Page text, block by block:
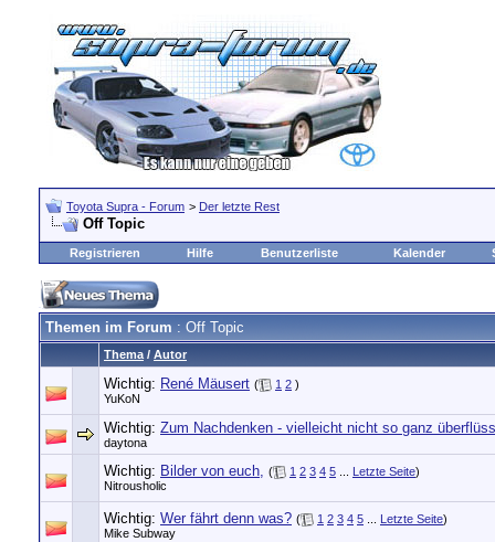
Toyota Supra - Forum > Der letzte Rest
Off Topic
Registrieren Hilfe Benutzerliste Kalender
Themen im Forum : Off Topic
Thema / Autor
Wichtig: René Mäusert ( 1 2 )
YuKoN
Wichtig: Zum Nachdenken - vielleicht nicht so ganz
daytona
Wichtig: Bilder von euch, ( 1 2 3 4 5 Letzte Seite)
Nitrousholic
Wichtig: Wer fährt denn was? ( 1 2 3 4 5 Letzte Seite)
Mike Subway